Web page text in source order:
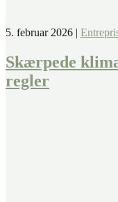
5. februar 2026 |
Skærpede
regler